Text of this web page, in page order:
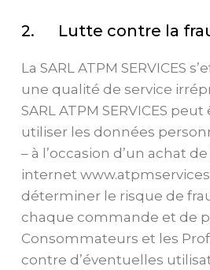
2. Lutte contre la
La SARL ATPM SERVICES
une qualité de service
SARL ATPM SERVICES
utiliser les données
– à l’occasion d’un achat
internet
déterminer le risque de
chaque commande et de
Consommateurs et les
contre d’éventuelles